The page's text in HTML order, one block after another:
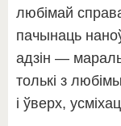
любімай
пачынаць
адзін —
толькі з
і ўверх,